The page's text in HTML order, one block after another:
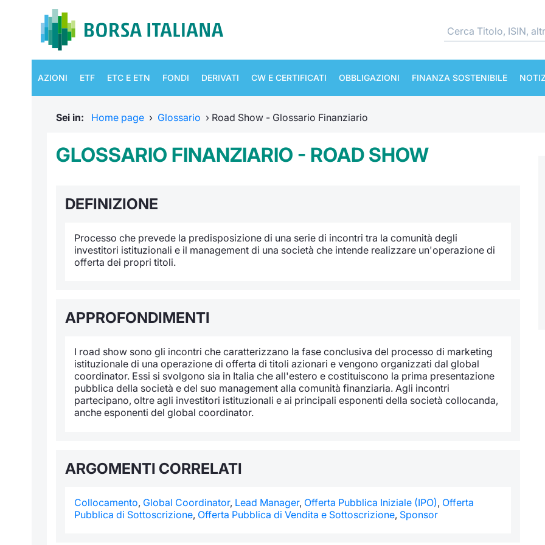
AZIONI ETF ETC E ETN FONDI DERIVATI CW E CERTIFICATI OBBLIGAZIONI FINANZA SOSTENIBILE
Sei in: Home page › Glossario › Road Show - Glossario Finanziario
GLOSSARIO FINANZIARIO - ROAD SHOW
DEFINIZIONE
Processo che prevede la predisposizione di una serie di incontri tra la comunità degli
investitori istituzionali e il management di una società che intende realizzare un'operazione di
offerta dei propri titoli.
APPROFONDIMENTI
I road show sono gli incontri che caratterizzano la fase conclusiva del processo di marketing
istituzionale di una operazione di offerta di titoli azionari e vengono organizzati dal global
coordinator. Essi si svolgono sia in Italia che all'estero e costituiscono la prima presentazione
pubblica della società e del suo management alla comunità finanziaria. Agli incontri
partecipano, oltre agli investitori istituzionali e ai principali esponenti della società collocanda,
anche esponenti del global coordinator.
ARGOMENTI CORRELATI
Collocamento, Global Coordinator, Lead Manager, Offerta Pubblica Iniziale (IPO), Offerta
Pubblica di Sottoscrizione, Offerta Pubblica di Vendita e Sottoscrizione, Sponsor